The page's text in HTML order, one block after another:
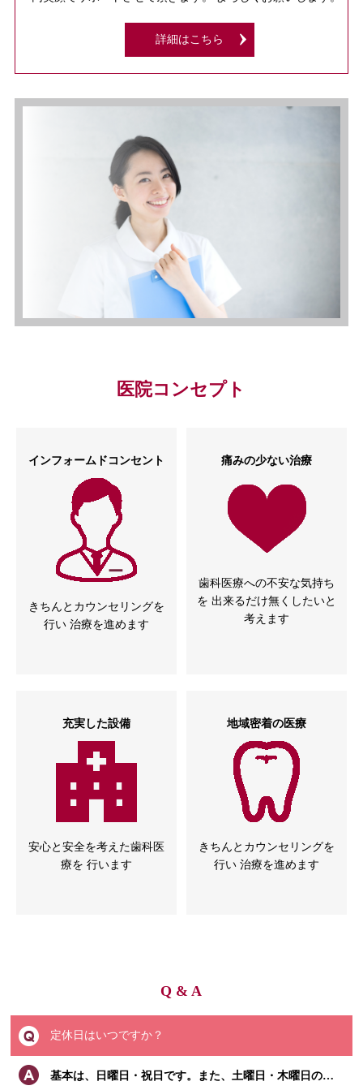
詳細はこちら
医院コンセプト
インフォームドコンセント
きちんとカウンセリングを
行い 治療を進めます
痛みの少ない治療
歯科医療への不安な気持ち
を 出来るだけ無くしたいと
考えます
充実した設備
安心と安全を考えた歯科医
療を 行います
地域密着の医療
きちんとカウンセリングを
行い 治療を進めます
Q & A
定休日はいつですか？
基本は、日曜日・祝日です。また、土曜日・木曜日の午後もお休みを頂いております。